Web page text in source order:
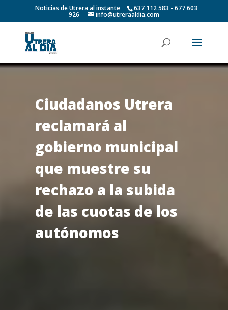
Noticias de Utrera al instante 637 112 583 - 677 603
926 info@utreraaldia.com
Ciudadanos Utrera
reclamará al
gobierno municipal
que muestre su
rechazo a la subida
de las cuotas de los
autónomos